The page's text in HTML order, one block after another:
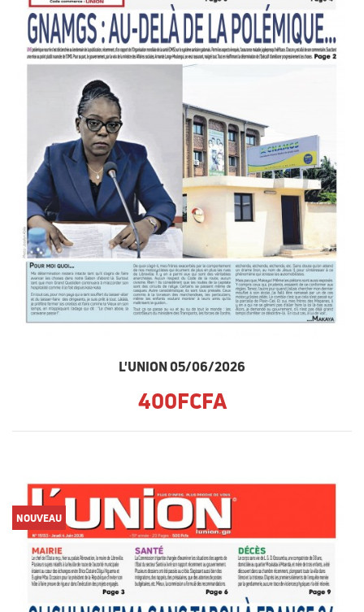
L'UNION 05/06/2026
400FCFA
NOUVEAU